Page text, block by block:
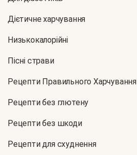
Дієтичне харчування
Низькокалорійні
Пісні страви
Рецепти Правильного Харчування
Рецепти без глютену
Рецепти без шкоди
Рецепти для схуднення